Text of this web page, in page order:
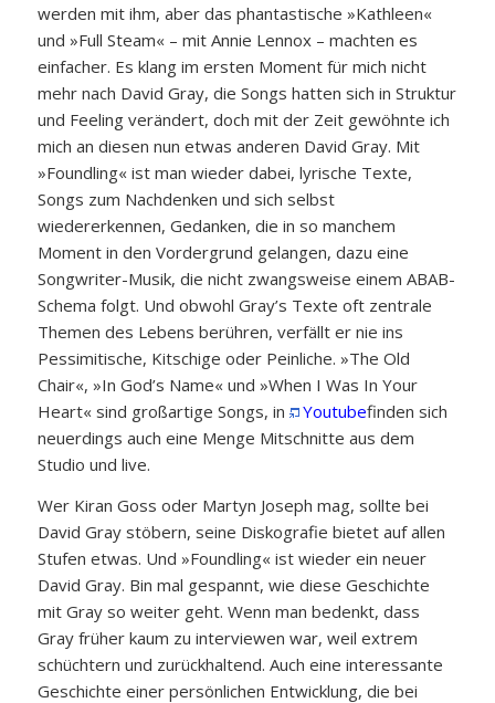
werden mit ihm, aber das phantastische »Kathleen«
und »Full Steam« – mit Annie Lennox – machten es
einfacher. Es klang im ersten Moment für mich nicht
mehr nach David Gray, die Songs hatten sich in Struktur
und Feeling verändert, doch mit der Zeit gewöhnte ich
mich an diesen nun etwas anderen David Gray. Mit
»Foundling« ist man wieder dabei, lyrische Texte,
Songs zum Nachdenken und sich selbst
wiedererkennen, Gedanken, die in so manchem
Moment in den Vordergrund gelangen, dazu eine
Songwriter-Musik, die nicht zwangsweise einem ABAB-
Schema folgt. Und obwohl Gray’s Texte oft zentrale
Themen des Lebens berühren, verfällt er nie ins
Pessimitische, Kitschige oder Peinliche. »The Old
Chair«, »In God’s Name« und »When I Was In Your
Heart« sind großartige Songs, in
Youtubefinden sich
neuerdings auch eine Menge Mitschnitte aus dem
Studio und live.
Wer Kiran Goss oder Martyn Joseph mag, sollte bei
David Gray stöbern, seine Diskografie bietet auf allen
Stufen etwas. Und »Foundling« ist wieder ein neuer
David Gray. Bin mal gespannt, wie diese Geschichte
mit Gray so weiter geht. Wenn man bedenkt, dass
Gray früher kaum zu interviewen war, weil extrem
schüchtern und zurückhaltend. Auch eine interessante
Geschichte einer persönlichen Entwicklung, die bei